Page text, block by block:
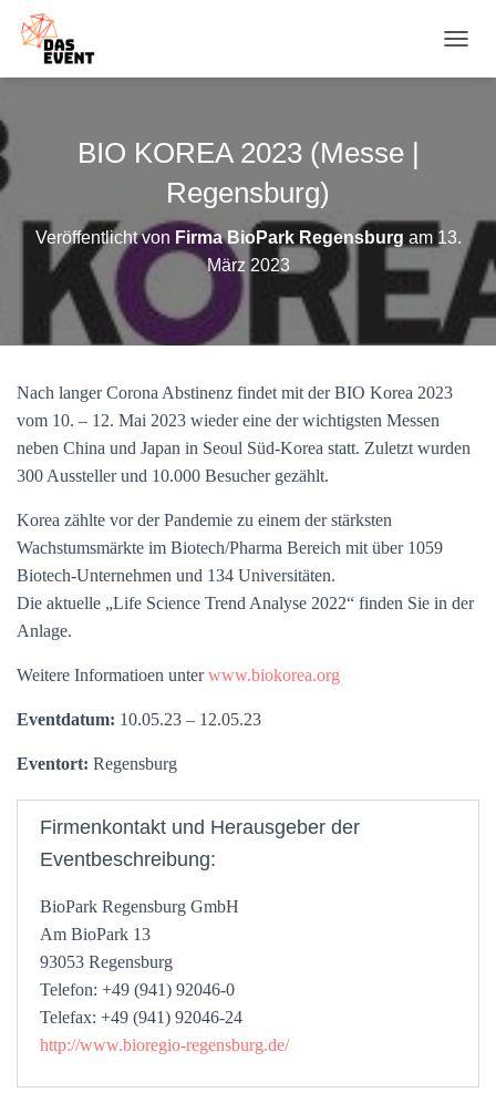
A
N
U
M
H
N
BIO KOREA 2023 (Messe |
Regensburg)
Veröffentlicht von Firma BioPark Regensburg am 13.
März 2023
Nach langer Corona Abstinenz findet mit der BIO Korea 2023
vom 10. – 12. Mai 2023 wieder eine der wichtigsten Messen
neben China und Japan in Seoul Süd-Korea statt. Zuletzt wurden
300 Aussteller und 10.000 Besucher gezählt.
Korea zählte vor der Pandemie zu einem der stärksten
Wachstumsmärkte im Biotech/Pharma Bereich mit über 1059
Biotech-Unternehmen und 134 Universitäten.
Die aktuelle „Life Science Trend Analyse 2022“ finden Sie in der
Anlage.
Weitere Informatioen unterwww.biokorea.org
Eventdatum: 10.05.23 – 12.05.23
Eventort: Regensburg
Firmenkontakt und Herausgeber der
Eventbeschreibung:
BioPark Regensburg GmbH
Am BioPark 13
93053 Regensburg
Telefon: +49 (941) 92046-0
Telefax: +49 (941) 92046-24
http://www.bioregio-regensburg.de/